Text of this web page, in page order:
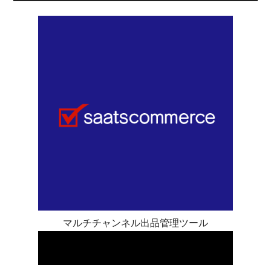
マルチチャンネル出品管理ツール